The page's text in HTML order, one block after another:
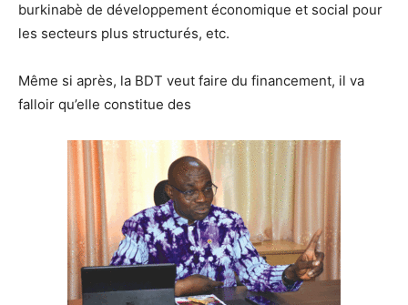
burkinabè de développement économique et social pour
les secteurs plus structurés, etc.
Même si après, la BDT veut faire du financement, il va
falloir qu’elle constitue des